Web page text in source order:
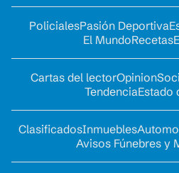
PolicialesPasión Deportiva
El MundoRecetas
Cartas del lectorOpinion
TendenciaEstado
ClasificadosInmuebles
Avisos Fúnebres y